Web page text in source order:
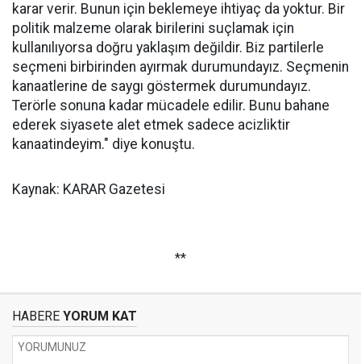
karar verir. Bunun için beklemeye ihtiyaç da yoktur. Bir
politik malzeme olarak birilerini suçlamak için
kullanılıyorsa doğru yaklaşım değildir. Biz partilerle
seçmeni birbirinden ayırmak durumundayız. Seçmenin
kanaatlerine de saygı göstermek durumundayız.
Terörle sonuna kadar mücadele edilir. Bunu bahane
ederek siyasete alet etmek sadece acizliktir
kanaatindeyim." diye konuştu.
Kaynak: KARAR Gazetesi
**
HABERE YORUM KAT